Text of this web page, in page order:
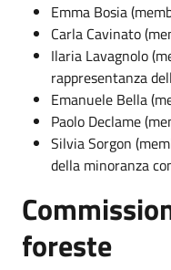
Emma Bosia
Carla Cavinato
Ilaria Lavagnolo
rappresentanza
Emanuele Bella
Paolo Declame
Silvia Sorgon
della minoranza
foreste